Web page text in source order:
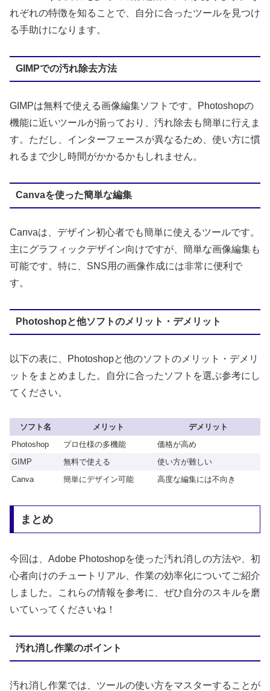
れぞれの特徴を知ることで、自分に合ったツールを見つけ
る手助けになります。
GIMPでの汚れ除去方法
GIMPは無料で使える画像編集ソフトです。Photoshopの
機能に近いツールが揃っており、汚れ除去も簡単に行えま
す。ただし、インターフェースが異なるため、使い方に慣
れるまで少し時間がかかるかもしれません。
Canvaを使った簡単な編集
Canvaは、デザイン初心者でも簡単に使えるツールです。
主にグラフィックデザイン向けですが、簡単な画像編集も
可能です。特に、SNS用の画像作成には非常に便利で
す。
Photoshopと他ソフトのメリット・デメリット
以下の表に、Photoshopと他のソフトのメリット・デメリ
ットをまとめました。自分に合ったソフトを選ぶ参考にし
てください。
ソフト名 メリット
デメリット
Photoshop
プロ仕様の多機能
価格が高め
GIMP
無料で使える
使い方が難しい
Canva
簡単にデザイン可能 高度な編集には不向き
まとめ
今回は、Adobe Photoshopを使った汚れ消しの方法や、初
心者向けのチュートリアル、作業の効率化についてご紹介
しました。これらの情報を参考に、ぜひ自分のスキルを磨
いていってくださいね！
汚れ消し作業のポイント
汚れ消し作業では、ツールの使い方をマスターすることが